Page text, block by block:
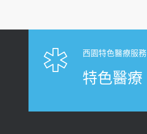
西園特色醫療服務
特色醫療